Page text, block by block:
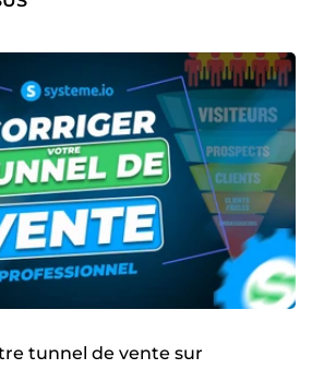
tunnel de vente sur